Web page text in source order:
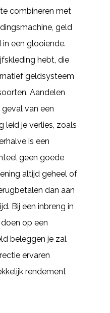
combineren met
geld
een glooiende.
hebt, die
geldsysteem
Aandelen
van een
leid je verlies, zoals
is een
geen goede
altijd geheel of
dan aan
Bij een inbreng in
op een
beleggen je zal
ervaren
rendement